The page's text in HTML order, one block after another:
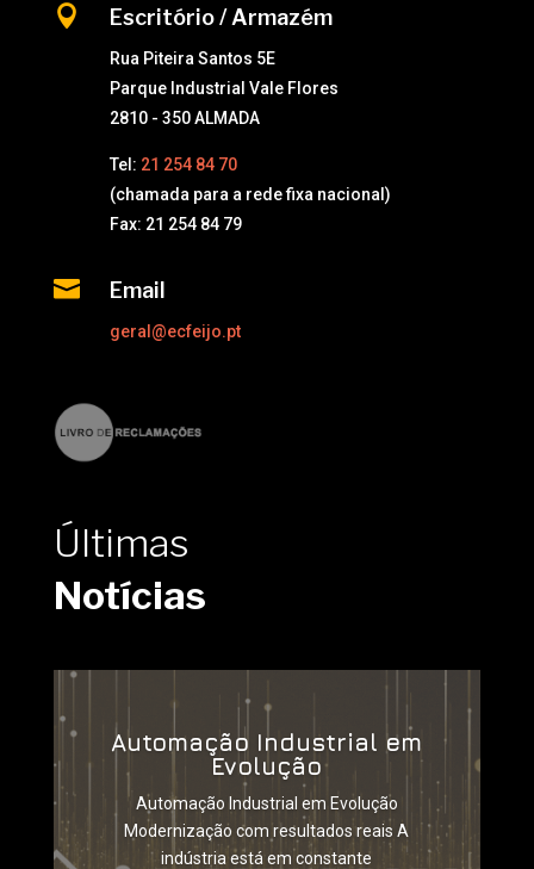
 Escritório / Armazém
Rua Piteira Santos 5E
Parque Industrial Vale Flores
2810 - 350 ALMADA
Tel: 21 254 84 70
(chamada para a rede fixa nacional)
Fax: 21 254 84 79
 Email
geral@ecfeijo.pt
Últimas
Notícias
Automação Industrial em
Evolução
Automação Industrial em Evolução
Modernização com resultados reais A
indústria está em constante